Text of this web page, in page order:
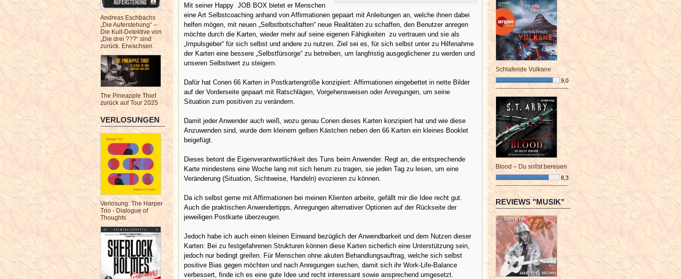
Andreas Eschbachs
„Die Auferstehung“ –
Die Kult-Detektive von
„Die drei ???“ sind
zurück. Erwachsen.
The Pineapple Thief
zurück auf Tour 2025
VERLOSUNGEN
Verlosung: The Harper
Trio - Dialogue of
Thoughts
Mit seiner Happy JOB BOX bietet er Menschen
eine Art Selbstcoaching anhand von Affirmationen gepaart mit Anleitungen an, welche ihnen dabei
helfen mögen, mit neuen „Selbstbotschaften“ neue Realitäten zu schaffen, den Benutzer anregen
möchte durch die Karten, wieder mehr auf seine eigenen Fähigkeiten zu vertrauen und sie als
„Impulsgeber“ für sich selbst und andere zu nutzen. Ziel sei es, für sich selbst unter zu Hilfenahme
der Karten eine bessere „Selbstfürsorge“ zu betreiben, um langfristig ausgeglichener zu werden und
unseren Selbstwert zu steigern.
Dafür hat Conen 66 Karten in Postkartengröße konzipiert: Affirmationen eingebettet in nette Bilder
auf der Vorderseite gepaart mit Ratschlägen, Vorgehensweisen oder Anregungen, um seine
Situation zum positiven zu verändern.
Damit jeder Anwender auch weiß, wozu genau Conen dieses Karten konzipiert hat und wie diese
Anzuwenden sind, wurde dem kleinem gelben Kästchen neben den 66 Karten ein kleines Booklet
beigefügt.
Dieses betont die Eigenverantwortlichkeit des Tuns beim Anwender. Regt an, die entsprechende
Karte mindestens eine Woche lang mit sich herum zu tragen, sie jeden Tag zu lesen, um eine
Veränderung (Situation, Sichtweise, Handeln) evozieren zu können.
Da ich selbst gerne mit Affirmationen bei meinen Klienten arbeite, gefällt mir die Idee recht gut.
Auch die praktischen Anwendertipps, Anregungen alternativer Optionen auf der Rückseite der
jeweiligen Postkarte überzeugen.
Jedoch habe ich auch einen kleinen Einwand bezüglich der Anwendbarkeit und dem Nutzen dieser
Karten: Bei zu festgefahrenen Strukturen können diese Karten sicherlich eine Unterstützung sein,
jedoch nur bedingt greifen. Für Menschen ohne akuten Behandlungsauftrag, welche sich selbst
positive Bias gegen möchten und nach Anregungen suchen, damit sich ihr Work-Life-Balance
verbessert, finde ich es eine gute Idee und recht interessant sowie ansprechend umgesetzt.
Schlafende Vulkane
9,0
¯¯¯¯¯¯¯¯¯¯¯¯¯¯¯¯¯¯¯¯¯¯¯¯
Blood – Du sollst bereuen
8,3
¯¯¯¯¯¯¯¯¯¯¯¯¯¯¯¯¯¯¯¯¯¯¯¯
REVIEWS "MUSIK"